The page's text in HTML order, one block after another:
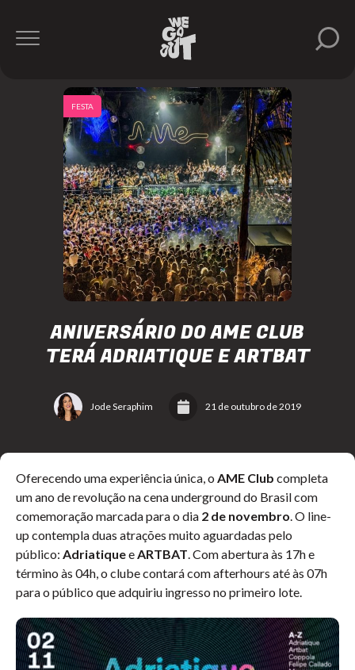
ANIVERSÁRIO DO AME CLUB
TERÁ ADRIATIQUE E ARTBAT
Jode Seraphim 21 de outubro de 2019
FESTA
Oferecendo uma experiência única, o AME Club completa
um ano de revolução na cena underground do Brasil com
comemoração marcada para o dia 2 de novembro. O line-
up contempla duas atrações muito aguardadas pelo
público: AdriatiqueeARTBAT. Com abertura às 17h e
término às 04h, o clube contará com afterhours até às 07h
para o público que adquiriu ingresso no primeiro lote.